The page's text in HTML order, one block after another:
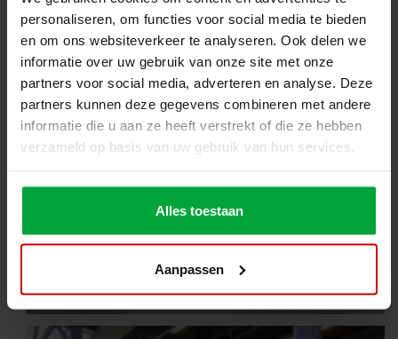
personaliseren, om functies voor social media te bieden
en om ons websiteverkeer te analyseren. Ook delen we
informatie over uw gebruik van onze site met onze
partners voor social media, adverteren en analyse. Deze
partners kunnen deze gegevens combineren met andere
informatie die u aan ze heeft verstrekt of die ze hebben
verzameld op basis van uw gebruik van hun services.
Alles toestaan
Aanpassen
1300m2
Airbus Francja – antresola dla przemysłu lotniczego